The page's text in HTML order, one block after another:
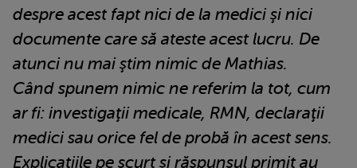
despre acest fapt nici de la medici şi nici
documente care să ateste acest lucru. De
atunci nu mai ştim nimic de Mathias.
Când spunem nimic ne referim la tot, cum
ar fi: investigaţii medicale, RMN, declaraţii
medici sau orice fel de probă în acest sens.
Explicaţiile pe scurt şi răspunsul primit au